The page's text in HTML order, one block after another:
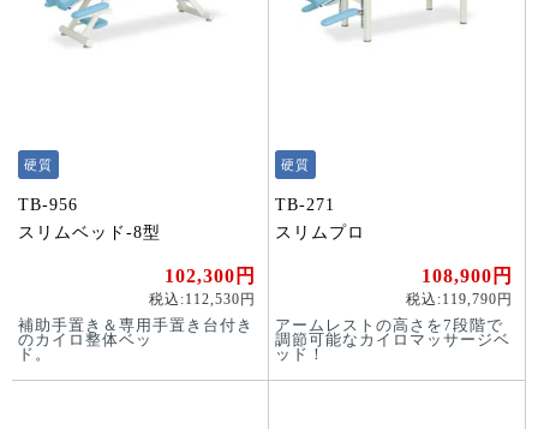
硬質
TB-956
スリムベッド-8型
102,300円
税込:112,530円
補助手置き＆専用手置き台付き
のカイロ整体ベッ
ド。
硬質
TB-271
スリムプロ
108,900円
税込:119,790円
アームレストの高さを7段階で
調節可能なカイロマッサージベ
ッド！